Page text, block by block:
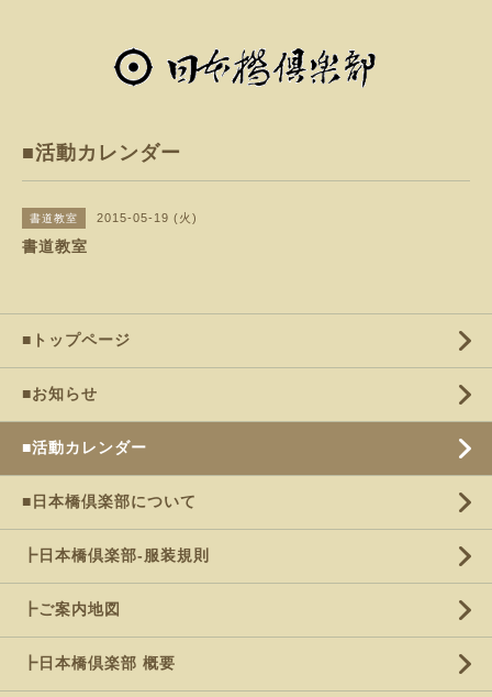
■活動カレンダー
書道教室 2015-05-19 (火)
書道教室
■トップページ
■お知らせ
■活動カレンダー
■日本橋倶楽部について
┣日本橋倶楽部-服装規則
┣ご案内地図
┣日本橋倶楽部 概要